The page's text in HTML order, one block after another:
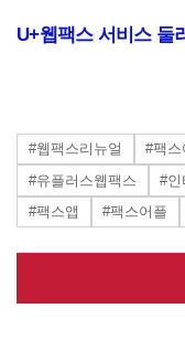
U+웹팩스 서비스 둘
#웹팩스리뉴얼 #팩스
#유플러스웹팩스
#인
#팩스앱
#팩스어플